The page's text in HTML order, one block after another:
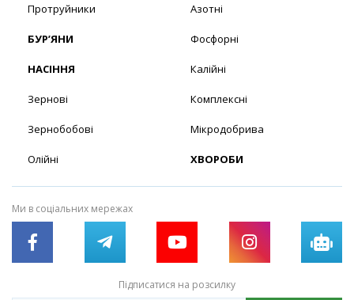
Протруйники
БУР’ЯНИ
НАСІННЯ
Зернові
Зернобобові
Олійні
Азотні
Фосфорні
Калійні
Комплексні
Мікродобрива
ХВОРОБИ
Ми в соціальних мережах
Підписатися на розсилку